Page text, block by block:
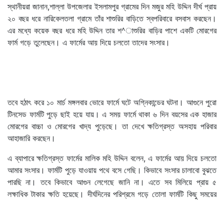
স্থানীয়রা জানান,শাল্লা উপজেলার ইসলামপুর গ্রামের দিন মজুর মহি উদ্দিন দীর্ঘ প্রায়
২০ বছর ধরে নারিকেলতলা গ্রামে তাঁর শাশুরির বাড়িতে স্বপরিবারে বসবাস করছেন।
এর মধ্যে কয়েক বছর ধরে মহি উদ্দিন তার শ^াশুরির বাড়ির পাশে একটি মোরগের
ফার্ম গড়ে তুলেছেন। এ ফার্মের আয় দিয়ে চলতো তাদের সংসার।
তবে হঠাৎ করে ১০ মার্চ মঙ্গলবার ভোরে ফার্মে ঘটে অগ্নিকান্ডের ঘটনা। আগুনে পুরো
টিনসেড ফার্মটি পুড়ে ছাই হয়ে যায়। এ সময় ফার্মে থাকা ৬ দিন বয়সের এক হাজার
মোরগের বাচ্চা ও মোরগের খাদ্য পুড়েছে। তা দেখে ক্ষতিগ্রস্ত অসহায় পরিবার
আহাজারি করছেন।
এ ব্যাপারে ক্ষতিগ্রস্ত ফার্মের মালিক মহি উদ্দিন বলেন, এ ফার্মের আয় দিয়ে চলতো
আমার সংসার। ফার্মটি পুড়ে যাওয়ায় পথে বসে গেছি। কিভাবে সংসার চালাবো বুঝতে
পারছি না। তবে কিভাবে আগুন লেগেছে জানি না। এতে সব মিলিয়ে প্রায় ৫
লক্ষাধিক টাকার ক্ষতি হয়েছে। দীর্ঘদিনের পরিশ্রমে গড়ে তোলা ফার্মটি কিছু সময়ের